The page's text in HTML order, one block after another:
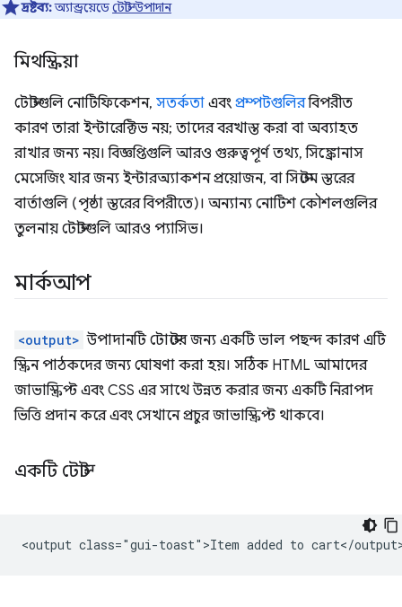
দ্রষ্টব্য:অ্যান্ড্রয়েডেটোস্ট উপাদান
মিথস্ক্রিয়া
টোস্টগুলি নোটিফিকেশন, সতর্কতা এবং প্রম্পটগুলিরবিপরীত
কারণ তারা ইন্টারেক্টিভ নয়; তাদের বরখাস্ত করা বা অব্যাহত
রাখার জন্য নয়। বিজ্ঞপ্তিগুলি আরও গুরুত্বপূর্ণ তথ্য, সিঙ্ক্রোনাস
মেসেজিং যার জন্য ইন্টারঅ্যাকশন প্রয়োজন, বা সিস্টেম স্তরের
বার্তাগুলি (পৃষ্ঠা স্তরের বিপরীতে)। অন্যান্য নোটিশ কৌশলগুলির
তুলনায় টোস্টগুলি আরও প্যাসিভ।
মার্কআপ
<output> উপাদানটি টোস্টের জন্য একটি ভাল পছন্দ কারণ এটি
স্ক্রিন পাঠকদের জন্য ঘোষণা করা হয়। সঠিক HTML আমাদের
জাভাস্ক্রিপ্ট এবং CSS এর সাথে উন্নত করার জন্য একটি নিরাপদ
ভিত্তি প্রদান করে এবং সেখানে প্রচুর জাভাস্ক্রিপ্ট থাকবে।
একটি টোস্ট